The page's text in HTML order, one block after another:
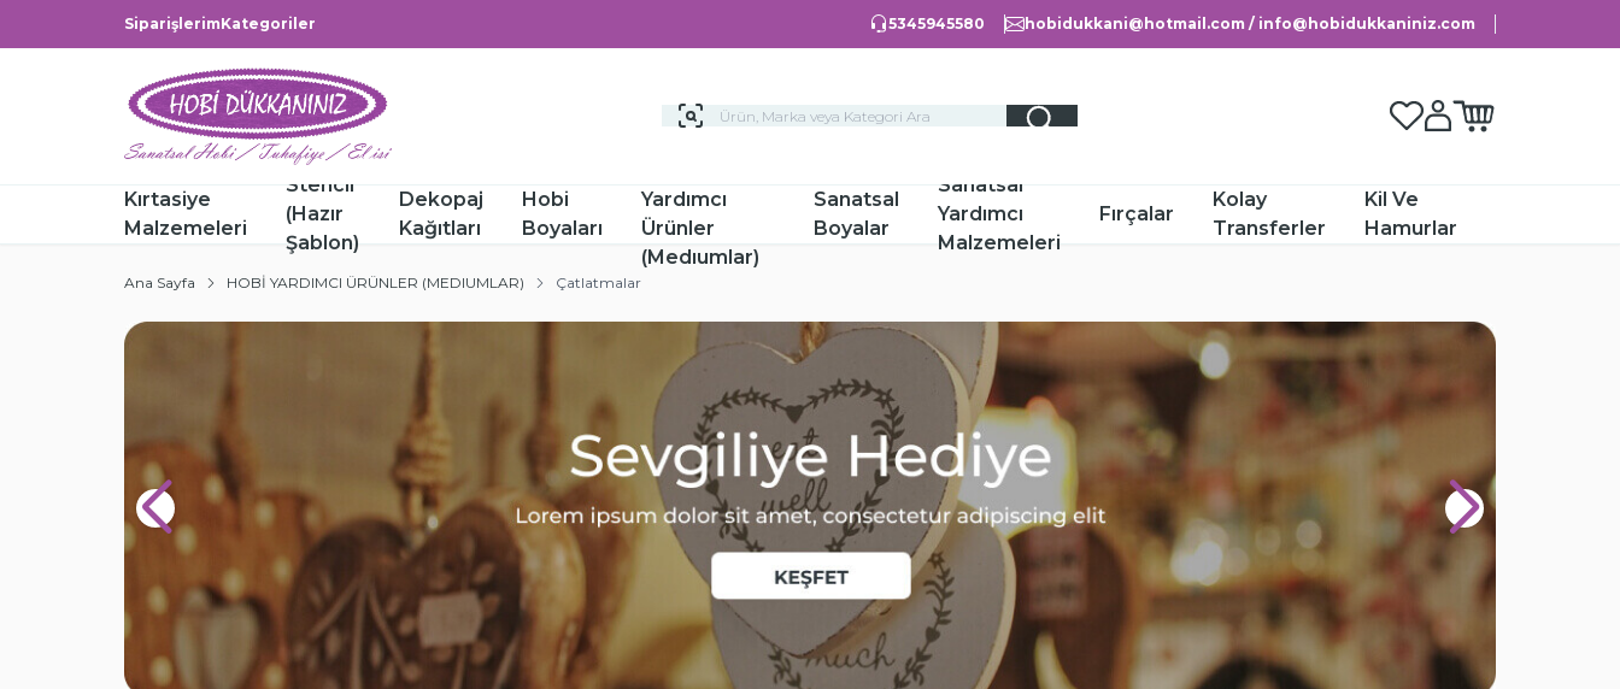
SiparişlerimKategoriler 5345945580 hobidukkani@hotmail.com / info@hobidukkaniniz.com
Favorilerim
Hesabım
Sepetim
Kırtasiye
Malzemeleri
Stencil
(Hazır
Şablon)
Dekopaj
Kağıtları
Hobi
Boyaları
Yardımcı
Ürünler
(Medıumlar)
Sanatsal
Boyalar
Sanatsal
Yardımcı
Malzemeleri
Fırçalar
Kolay
Transferler
Kil Ve
Hamurlar
Ana Sayfa HOBİ YARDIMCI ÜRÜNLER (MEDIUMLAR) Çatlatmalar